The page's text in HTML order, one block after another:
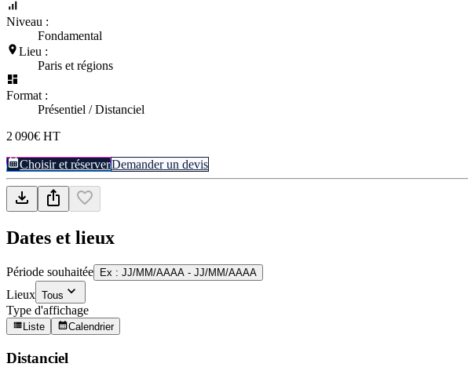
Niveau :
Fondamental
Lieu :
Paris et régions
Format :
Présentiel / Distanciel
2 090€ HT
Choisir et réserverDemander un devis
Dates et lieux
Période souhaitée Ex : JJ/MM/AAAA - JJ/MM/AAAA
Lieux Tous
Type d'affichage
Liste Calendrier
Distanciel